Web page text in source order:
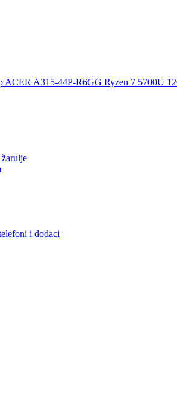
ACER A315-44P-R6GG Ryzen 7 5700U
i dodaci